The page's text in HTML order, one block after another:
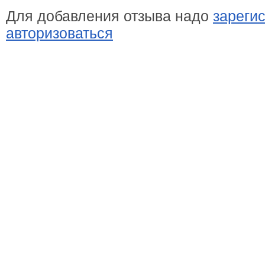
Для добавления отзыва надо
авторизоваться